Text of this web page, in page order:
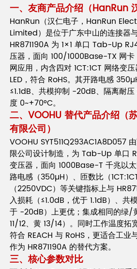
一、友商产品介绍（HanRun
HanRun（汉仁电子，HanRun
Limited）是位于广东中山的连接器
HR871190A 为 1×1 单口 Tab-Up
压器，面向 100/1000Base-TX 网卡
网应用，内含四对 1CT:1CT 网络变
LED，符合 RoHS。其开路电感
≤1.1dB、共模抑制 -20dB、隔离耐
度 0~+70°C。
二、VOOHU 替代产品介绍（
有限公司）
VOOHU SYT511Q293AC1A8D057
限公司设计制造，为 Tab-Up 单口
变压器，面向 1000Base-T 千兆以
路电感（350µH）、匝数比（
（2250VDC）等关键指标上与
入损耗（≤1.0dB，优于 1.1dB）、
于 -20dB）上更优；集成相同的绿/
11/12、黄 13/14）。同时工作温度
符合 REACH 与 RoHS，更适合工业
作为 HR871190A 的替代方案。
三、核心参数对比